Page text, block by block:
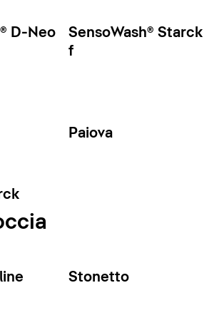
D-Neo
SensoWash® Starck
f
Paiova
Stonetto